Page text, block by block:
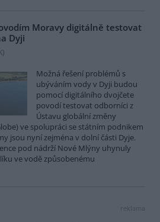
Moravy digitálně testovat
Dyji
)
Možná řešení problémů s
ubýváním vody v Dyji budou
pomocí digitálního dvojčete
povodí testovat odborníci z
Ústavu globální změny
ve spolupráci se státním podnikem
jsou nyní zejména v dolní části Dyje.
pod nádrží Nové Mlýny uhynuly
ve vodě způsobenému
reklama